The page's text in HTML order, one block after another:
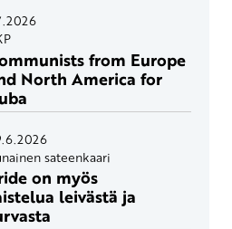
from Europe
North America for
sateenkaari
on myös
leivästä ja